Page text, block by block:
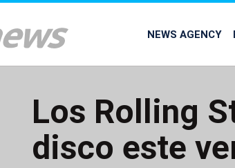
NEWS AGENCY
Los Rolling
disco este